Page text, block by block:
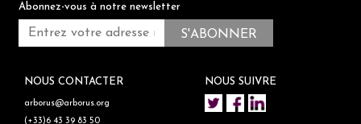
Abonnez-vous à notre newsletter
NOUS CONTACTER
arborus@arborus.org
(+33)6 43 39 83 50
NOUS SUIVRE